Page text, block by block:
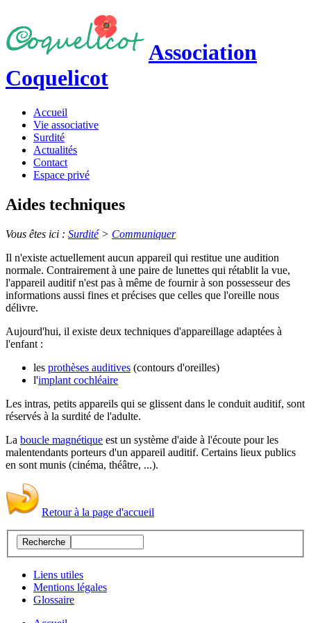
Association
Coquelicot
Accueil
Vie associative
Surdité
Actualités
Contact
Espace privé
Aides techniques
Vous êtes ici : Surdité> Communiquer
Il n'existe actuellement aucun appareil qui restitue une audition
normale. Contrairement à une paire de lunettes qui rétablit la vue,
l'appareil auditif n'est pas à même de fournir à son possesseur des
informations aussi fines et précises que celles que l'oreille nous
délivre.
Aujourd'hui, il existe deux techniques d'appareillage adaptées à
l'enfant :
les prothèses auditives (contours d'oreilles)
l'implant cochléaire
Les intras, petits appareils qui se glissent dans le conduit auditif, sont
réservés à la surdité de l'adulte.
La boucle magnétique est un système d'aide à l'écoute pour les
malentendants porteurs d'un appareil auditif. Certains lieux publics
en sont munis (cinéma, théâtre, ...).
Retour à la page d'accueil
Liens utiles
Mentions légales
Glossaire